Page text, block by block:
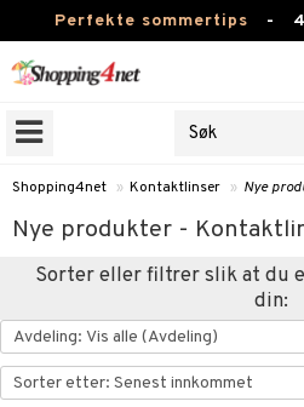
Perfekte sommertips -
Skjønnhet
Kontaktlinser
Helsekost
Apotek
Fitness
Hjem & innredning
Shopping4net » Kontaktlinser » Nye
Nye produkter -
Sorter eller filtrer slik at du
din:
VELG LINSE
VAREMERKER
under egne varemerker.